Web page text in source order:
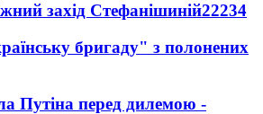
захід Стефанішиній22234
бригаду" з полонених
Путіна перед дилемою -